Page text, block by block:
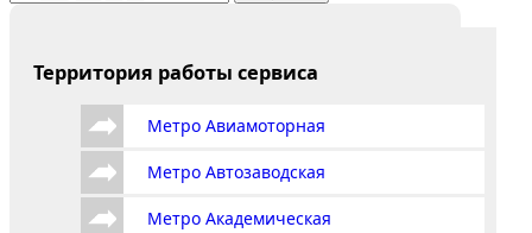
Территория работы сервиса
Метро Авиамоторная
Метро Автозаводская
Метро Академическая